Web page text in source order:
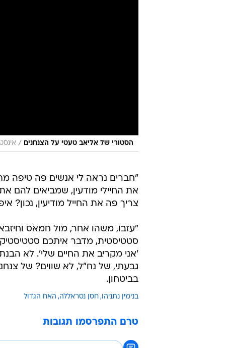
הסטורי של אליאב טעטי על הצנחנים /
"חברים נראה לי אנשים פה טיפה
את החיילי מודעין, שמביאים להם
צריך פה את החייל מודיעין, נכון?
'אני מקריב את החיים שלי'. לא
גבעתי, של נח"ל, לא שווים? של
בביטחון.
בנימין נתניהו חסן נסראללה האח הגדול
טרם התפרסמו תגובות